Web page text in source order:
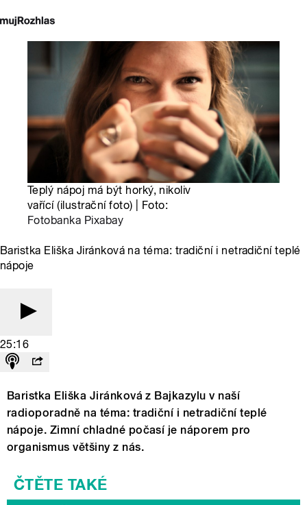
Teplý nápoj má být horký, nikoliv
vařící (ilustrační foto) | Foto:
Fotobanka Pixabay
Baristka Eliška Jiránková na téma: tradiční i netradiční teplé
nápoje
25:16
Baristka Eliška Jiránková z Bajkazylu v naší
radioporadně na téma: tradiční i netradiční teplé
nápoje. Zimní chladné počasí je náporem pro
organismus většiny z nás.